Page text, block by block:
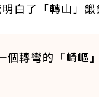
白了「轉山」
個轉彎的「崎嶇